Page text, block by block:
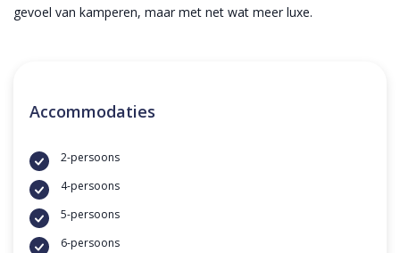
gevoel van kamperen, maar met net wat meer luxe.
Accommodaties
2-persoons
4-persoons
5-persoons
6-persoons